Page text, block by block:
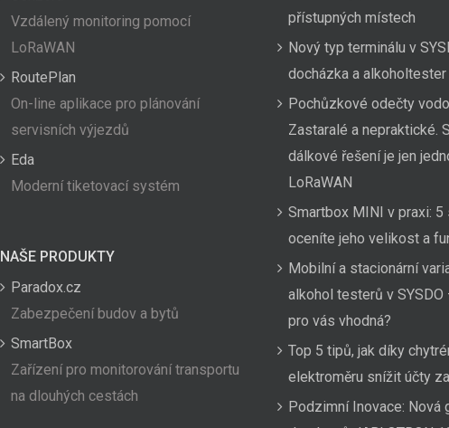
Vzdálený monitoring pomocí
LoRaWAN
RoutePlan
On-line aplikace pro plánování
servisních výjezdů
Eda
Moderní tiketovací systém
NAŠE PRODUKTY
Paradox.cz
Zabezpečení budov a bytů
SmartBox
Zařízení pro monitorování transportu
na dlouhých cestách
přístupných místech
Nový typ terminálu v
docházka a alkoholtester
Pochůzkové odečty
Zastaralé a nepraktické.
dálkové řešení je jen
LoRaWAN
Smartbox MINI v praxi: 5
oceníte jeho velikost a
Mobilní a stacionární
alkohol testerů v SYSDO
pro vás vhodná?
Top 5 tipů, jak díky
elektroměru snížit účty
Podzimní Inovace: Nová